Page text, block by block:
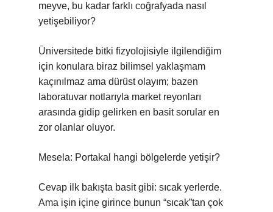
meyve, bu kadar farklı coğrafyada nasıl
yetişebiliyor?
Üniversitede bitki fizyolojisiyle ilgilendiğim
için konulara biraz bilimsel yaklaşmam
kaçınılmaz ama dürüst olayım; bazen
laboratuvar notlarıyla market reyonları
arasında gidip gelirken en basit sorular en
zor olanlar oluyor.
Mesela: Portakal hangi bölgelerde yetişir?
Cevap ilk bakışta basit gibi: sıcak yerlerde.
Ama işin içine girince bunun “sıcak”tan çok